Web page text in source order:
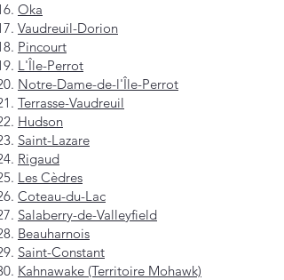
Oka
Vaudreuil-Dorion
Pincourt
L'Île-Perrot
Notre-Dame-de-l'Île-Perrot
Terrasse-Vaudreuil
Hudson
Saint-Lazare
Rigaud
Les Cèdres
Coteau-du-Lac
Salaberry-de-Valleyfield
Beauharnois
Saint-Constant
Kahnawake (Territoire Mohawk)